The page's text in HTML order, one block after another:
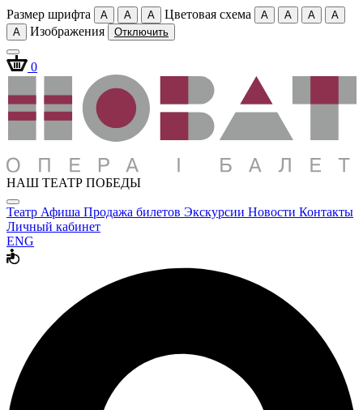
Размер шрифта A A A Цветовая схема A A A
A
A
Изображения Отключить
0
НАШ ТЕАТР ПОБЕДЫ
Театр Афиша Продажа билетов Экскурсии Новости Контакты
Личный кабинет
ENG